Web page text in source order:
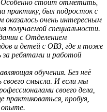
стоит отметить,
практику, был подросток с
очень интересным
получаемой специальности.
с Отделением
и детей с ОВЗ, где я тоже
ребятами и работой
обучения. Без неё
смысла. И если мы
своего дела,
пробуя,
опыте.